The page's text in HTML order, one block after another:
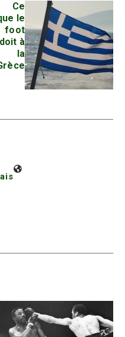
Ce
le
foot
doit à
la